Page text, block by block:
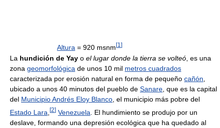
Altura = 920 msnm[1 ]
La hundición de Yay o el lugar donde la tierra se volteó , es una
zona geomorfológica de unos 10 mil metros cuadrados
caracterizada por erosión natural en forma de pequeño cañón
ubicado a unos 40 minutos del pueblo de Sanare , que es la capital
del Municipio Andrés Eloy Blanco , el municipio más pobre del
Estado Lara [2] Venezuela . El hundimiento se produjo por un
deslave, formando una depresión ecológica que ha quedado al